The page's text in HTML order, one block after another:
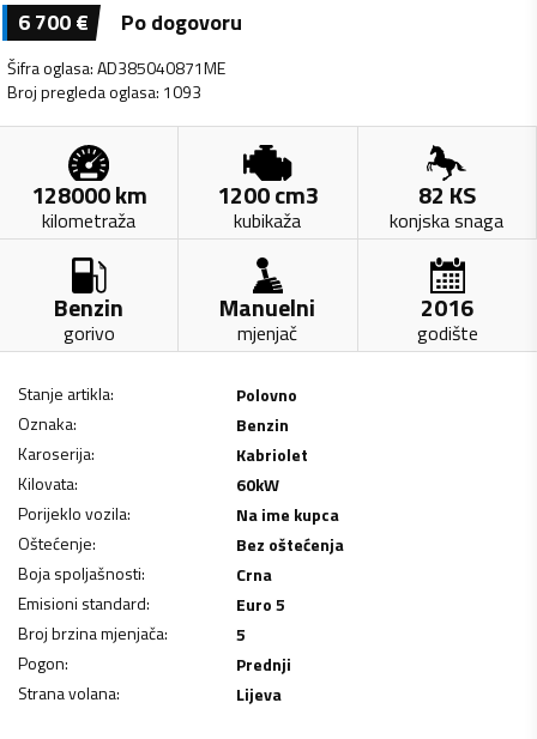
6 700€ Po dogovoru
Šifra oglasa:AD385040871ME
Broj pregleda oglasa: 1093
128000km
kilometraža
1200cm3
kubikaža
82 KS
konjska snaga
Benzin
gorivo
Manuelni
mjenjač
2016
godište
Stanje artikla:
Polovno
Oznaka:
Benzin
Karoserija:
Kabriolet
Kilovata: 60kW
Porijeklo vozila:
Na ime kupca
Oštećenje:
Bez oštećenja
Boja spoljašnosti:
Crna
Emisioni standard:
Euro 5
Broj brzina mjenjača:
5
Pogon:
Prednji
Strana volana: Lijeva